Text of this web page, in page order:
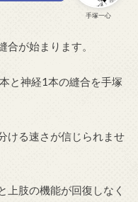
手塚一心
が始まります。
と神経1本の縫合を手塚
ける速さが信じられませ
上肢の機能が回復しなく